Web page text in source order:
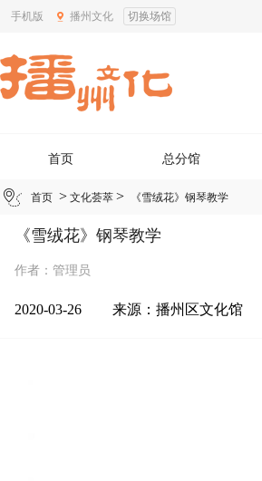
手机版 播州文化 切换场馆
首页 总分馆
首页 > 文化荟萃 > 《雪绒花》钢琴教学
《雪绒花》钢琴教学
作者：管理员
2020-03-26 来源： 播州区文化馆